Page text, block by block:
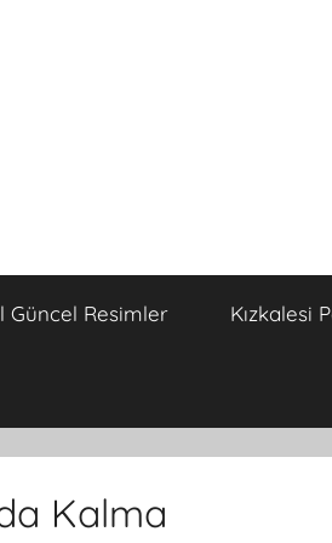
Güncel Resimler Kızkalesi
Kalma